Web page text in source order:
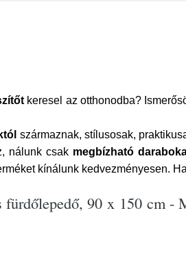
keresel az otthonodba?
származnak, stílusosak,
nálunk csak megbízható
kínálunk kedvezményesen.
fürdőlepedő, 90 x 150 cm -